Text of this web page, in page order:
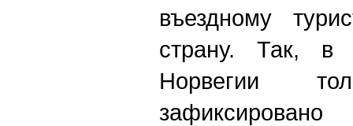
въездному
страну. Так,
Норвегии